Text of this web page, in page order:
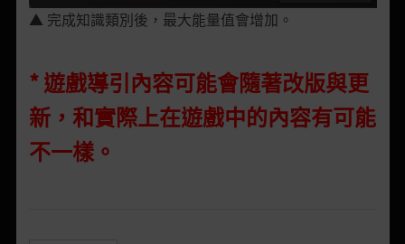
▲ 完成知識類別後，最大能量值會增加。
* 遊戲導引內容可能會隨著改版與更
新，和實際上在遊戲中的內容有可能
不一樣。